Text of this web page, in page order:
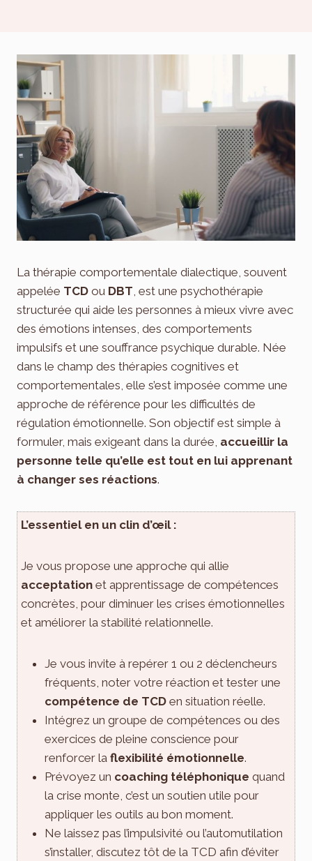
La thérapie comportementale dialectique, souvent
appelée TCD ou DBT , est une psychothérapie
structurée qui aide les personnes à mieux vivre avec
des émotions intenses, des comportements
impulsifs et une souffrance psychique durable. Née
dans le champ des thérapies cognitives et
comportementales, elle s’est imposée comme une
approche de référence pour les difficultés de
régulation émotionnelle. Son objectif est simple à
formuler, mais exigeant dans la durée, accueillir la
personne telle qu’elle est tout en lui apprenant
à changer ses réactions.
L’essentiel en un clin d’œil :
Je vous propose une approche qui allie
acceptation et apprentissage de compétences
concrètes, pour diminuer les crises émotionnelles
et améliorer la stabilité relationnelle.
Je vous invite à repérer 1 ou 2 déclencheurs
fréquents, noter votre réaction et tester une
compétence de TCD en situation réelle.
Intégrez un groupe de compétences ou des
exercices de pleine conscience pour
renforcer la flexibilité émotionnelle.
Prévoyez un coaching téléphonique quand
la crise monte, c’est un soutien utile pour
appliquer les outils au bon moment.
Ne laissez pas l’impulsivité ou l’automutilation
s’installer, discutez tôt de la TCD afin d’éviter